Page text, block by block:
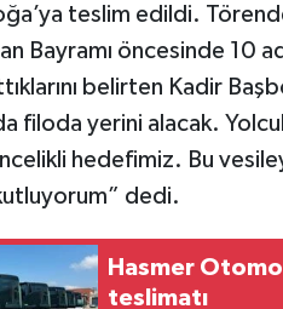
teslim edildi.
Bayramı öncesinde 10
belirten Kadir
filoda yerini alacak.
hedefimiz. Bu
kutluyorum” dedi.
Hasmer
teslimatı